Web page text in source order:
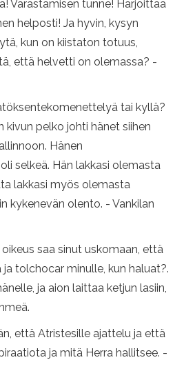
Varastamisen tunne! Harjoittaa
helposti! Ja hyvin, kysyn
kun on kiistaton totuus,
että helvetti on olemassa? -
tai kyllä?
kivun pelko johti hänet siihen
Hänen
selkeä. Hän lakkasi olemasta
lakkasi myös olemasta
kykenevän olento. - Vankilan
saa sinut uskomaan, että
tolchocar minulle, kun haluat?.
ja aion laittaa ketjun lasiin,
että Atristesille ajattelu ja että
ja mitä Herra hallitsee. -